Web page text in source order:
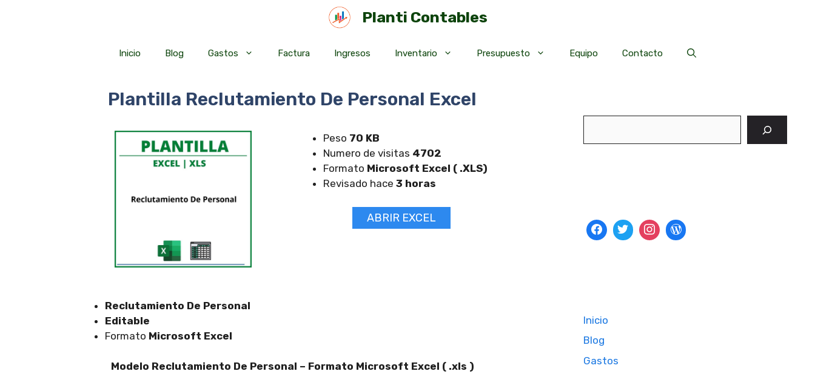
Planti Contables
Inicio Blog Gastos Factura Ingresos Inventario Presupuesto Equipo Contacto
Plantilla Reclutamiento De Personal Excel
Peso 70 KB
Numero de visitas 4702
Formato Microsoft Excel ( .XLS)
Revisado hace 3 horas
ABRIR EXCEL
Reclutamiento De Personal
Editable
Formato Microsoft Excel
Modelo Reclutamiento De Personal – Formato Microsoft Excel ( .xls )
Inicio
Blog
Gastos